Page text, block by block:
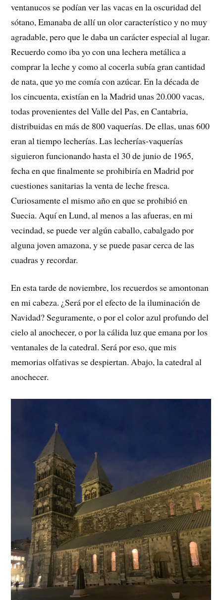
ventanucos se podían ver las vacas en la oscuridad del
sótano, Emanaba de allí un olor característico y no muy
agradable, pero que le daba un carácter especial al lugar.
Recuerdo como iba yo con una lechera metálica a
comprar la leche y como al cocerla subía gran cantidad
de nata, que yo me comía con azúcar. En la década de
los cincuenta, existían en la Madrid unas 20.000 vacas,
todas provenientes del Valle del Pas, en Cantabria,
distribuidas en más de 800 vaquerías. De ellas, unas 600
eran al tiempo lecherías. Las lecherías-vaquerías
siguieron funcionando hasta el 30 de junio de 1965,
fecha en que finalmente se prohibiría en Madrid por
cuestiones sanitarias la venta de leche fresca.
Curiosamente el mismo año en que se prohibió en
Suecia. Aquí en Lund, al menos a las afueras, en mi
vecindad, se puede ver algún caballo, cabalgado por
alguna joven amazona, y se puede pasar cerca de las
cuadras y recordar.
En esta tarde de noviembre, los recuerdos se amontonan
en mi cabeza. ¿Será por el efecto de la iluminación de
Navidad? Seguramente, o por el color azul profundo del
cielo al anochecer, o por la cálida luz que emana por los
ventanales de la catedral. Será por eso, que mis
memorias olfativas se despiertan. Abajo, la catedral al
anochecer.